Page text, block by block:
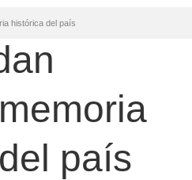
histórica del país
país